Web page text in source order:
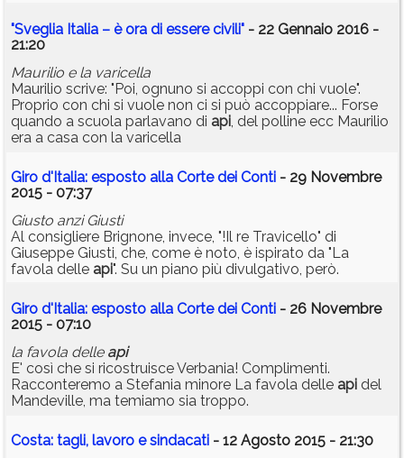
"Sveglia Italia – è ora di essere civili" - 22 Gennaio 2016 -
21:20
Maurilio e la varicella
Maurilio scrive: "Poi, ognuno si accoppi con chi vuole".
Proprio con chi si vuole non ci si può accoppiare... Forse
quando a scuola parlavano di api, del polline ecc Maurilio
era a casa con la varicella
Giro d'Italia: esposto alla Corte dei Conti - 29 Novembre
2015 - 07:37
Giusto anzi Giusti
Al consigliere Brignone, invece, "!Il re Travicello" di
Giuseppe Giusti, che, come è noto, è ispirato da "La
favola delle api". Su un piano più divulgativo, però.
Giro d'Italia: esposto alla Corte dei Conti - 26 Novembre
2015 - 07:10
la favola delle api
E' così che si ricostruisce Verbania! Complimenti.
Racconteremo a Stefania minore La favola delle api del
Mandeville, ma temiamo sia troppo.
Costa: tagli, lavoro e sindacati - 12 Agosto 2015 - 21:30